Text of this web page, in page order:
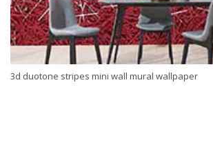
3d duotone stripes mini wall mural wallpaper